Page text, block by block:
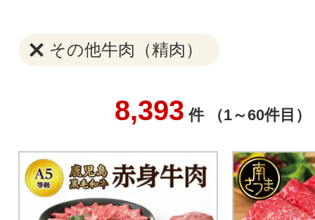
その他牛肉（精肉）
8,393 件 （1～60件目）